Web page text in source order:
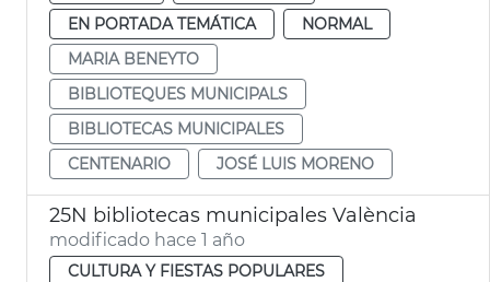
EN PORTADA TEMÁTICA
NORMAL
MARIA BENEYTO
BIBLIOTEQUES MUNICIPALS
BIBLIOTECAS MUNICIPALES
CENTENARIO
JOSÉ LUIS MORENO
25N bibliotecas municipales València
modificado hace 1 año
CULTURA Y FIESTAS POPULARES